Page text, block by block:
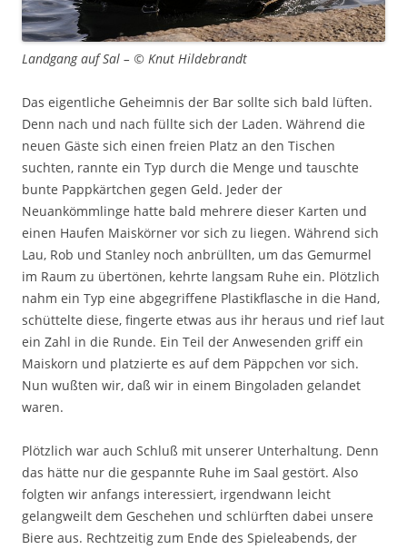
Landgang auf Sal – © Knut Hildebrandt
Das eigentliche Geheimnis der Bar sollte sich bald lüften.
Denn nach und nach füllte sich der Laden. Während die
neuen Gäste sich einen freien Platz an den Tischen
suchten, rannte ein Typ durch die Menge und tauschte
bunte Pappkärtchen gegen Geld. Jeder der
Neuankömmlinge hatte bald mehrere dieser Karten und
einen Haufen Maiskörner vor sich zu liegen. Während sich
Lau, Rob und Stanley noch anbrüllten, um das Gemurmel
im Raum zu übertönen, kehrte langsam Ruhe ein. Plötzlich
nahm ein Typ eine abgegriffene Plastikflasche in die Hand,
schüttelte diese, fingerte etwas aus ihr heraus und rief laut
ein Zahl in die Runde. Ein Teil der Anwesenden griff ein
Maiskorn und platzierte es auf dem Päppchen vor sich.
Nun wußten wir, daß wir in einem Bingoladen gelandet
waren.
Plötzlich war auch Schluß mit unserer Unterhaltung. Denn
das hätte nur die gespannte Ruhe im Saal gestört. Also
folgten wir anfangs interessiert, irgendwann leicht
gelangweilt dem Geschehen und schlürften dabei unsere
Biere aus. Rechtzeitig zum Ende des Spieleabends, der